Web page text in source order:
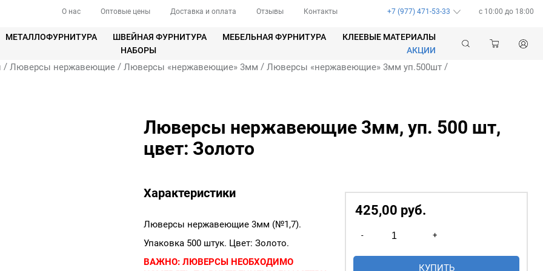
О нас Оптовые цены Доставка и оплата Отзывы Контакты +7 (977) 471-53-33 c 10:00 до 18:00
МЕТАЛЛОФУРНИТУРА ШВЕЙНАЯ ФУРНИТУРА МЕБЕЛЬНАЯ ФУРНИТУРА
КЛЕЕВЫЕ МАТЕРИАЛЫ
НАБОРЫ АКЦИИ
/ Люверсы нержавеющие / Люверсы «нержавеющие» 3мм / Люверсы «нержавеющие» 3мм уп.500шт /
Люверсы нержавеющие 3мм, уп. 500 шт,
цвет: Золото
Характеристики
Люверсы нержавеющие 3мм (№1,7).
Упаковка 500 штук. Цвет: Золото.
ВАЖНО: ЛЮВЕРСЫ НЕОБХОДИМО
425,00 руб.
-
товара
Люверсы
+
КУПИТЬ